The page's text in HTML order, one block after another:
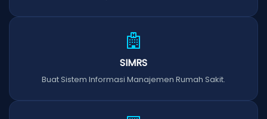
SIMRS
Buat Sistem Informasi Manajemen Rumah Sakit.